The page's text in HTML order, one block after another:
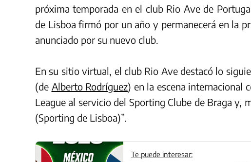
próxima temporada en el club Rio Ave de
de Lisboa firmó por un año y permanecerá en la
anunciado por su nuevo club.
En su sitio virtual, el club Rio Ave destacó lo
(de Alberto Rodríguez) en la escena internacional
League al servicio del Sporting Clube de Braga y,
(Sporting de Lisboa)”.
Te puede interesar: